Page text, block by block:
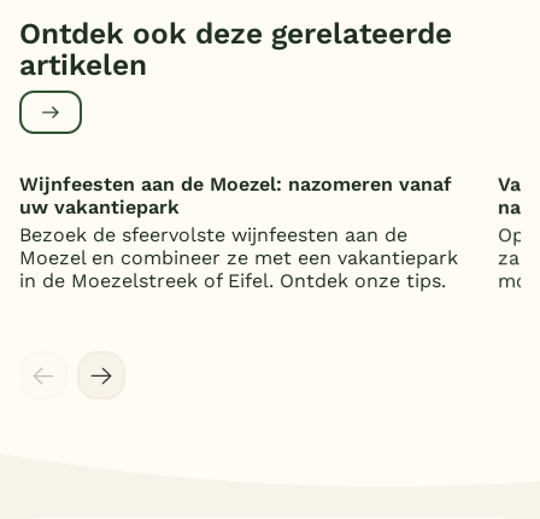
Ontdek ook deze gerelateerde
artikelen
Wijnfeesten aan de Moezel: nazomeren vanaf
uw vakantiepark
Bezoek de sfeervolste wijnfeesten aan de
Moezel en combineer ze met een vakantiepark
in de Moezelstreek of Eifel. Ontdek onze tips.
Op